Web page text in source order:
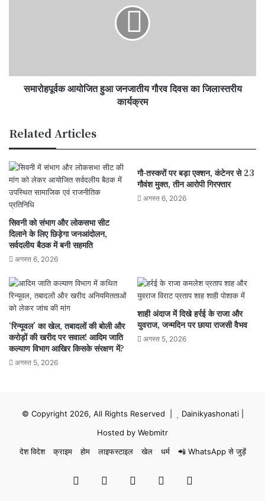
कार्यक्रम
समारोहपूर्वक आयोजित हुआ जनजातीय गौरव दिवस का जिलास्तरीय
कार्यक्रम
Related Articles
सिवनी को संभाग और लोकसभा सीट
दिलाने के लिए छिड़ेगा जनआंदोलन,
सर्वदलीय बैठक में बनी सहमति
अगस्त 6, 2026
गौ-तस्करों पर बड़ा एक्शन, कंटेनर से 23
गौवंश मुक्त, तीन आरोपी गिरफ्तार
अगस्त 6, 2026
‘रिन्यूवल’ का खेल, तबादलों की बोली और
करोड़ों की खरीद पर सवाल! आदिम जाति
कल्याण विभाग आखिर किसके संरक्षण में?
अगस्त 5, 2026
शाही अंदाज में दिखे हर्रई के राजा और
युवराज, जन्मदिन पर छाया राजसी वैभव
अगस्त 5, 2026
© Copyright 2026, All Rights Reserved | Dainikyashonati|
Hosted by Webmitr
देश विदेश
क्राइम होम लाइफस्टाइल खेल धर्म 📲 WhatsApp से जुड़ें
Facebook
X YouTubeInstagramWhatsApp